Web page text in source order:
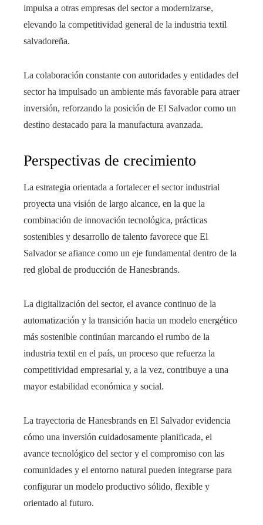
impulsa a otras empresas del sector a modernizarse,
elevando la competitividad general de la industria textil
salvadoreña.
La colaboración constante con autoridades y entidades del
sector ha impulsado un ambiente más favorable para atraer
inversión, reforzando la posición de El Salvador como un
destino destacado para la manufactura avanzada.
Perspectivas de crecimiento
La estrategia orientada a fortalecer el sector industrial
proyecta una visión de largo alcance, en la que la
combinación de innovación tecnológica, prácticas
sostenibles y desarrollo de talento favorece que El
Salvador se afiance como un eje fundamental dentro de la
red global de producción de Hanesbrands.
La digitalización del sector, el avance continuo de la
automatización y la transición hacia un modelo energético
más sostenible continúan marcando el rumbo de la
industria textil en el país, un proceso que refuerza la
competitividad empresarial y, a la vez, contribuye a una
mayor estabilidad económica y social.
La trayectoria de Hanesbrands en El Salvador evidencia
cómo una inversión cuidadosamente planificada, el
avance tecnológico del sector y el compromiso con las
comunidades y el entorno natural pueden integrarse para
configurar un modelo productivo sólido, flexible y
orientado al futuro.